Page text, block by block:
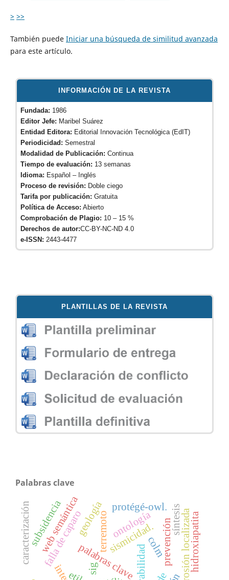
> >>
También puede Iniciar una búsqueda de similitud avanzada
para este artículo.
INFORMACIÓN DE LA REVISTA
Fundada: 1986
Editor Jefe: Maribel Suárez
Entidad Editora: Editorial Innovación Tecnológica (EdIT)
Periodicidad: Semestral
Modalidad de Publicación: Continua
Tiempo de evaluación: 13 semanas
Idioma: Español – Inglés
Proceso de revisión: Doble ciego
Tarifa por publicación: Gratuita
Política de Acceso: Abierto
Comprobación de Plagio: 10 – 15 %
Derechos de autor:CC-BY-NC-ND 4.0
e-ISSN: 2443-4477
PLANTILLAS DE LA REVISTA
Palabras clave
palabras clave
terremoto
falla de caparo sismicidad.
ontología
web semántica protégé-owl.
geología
sig
subsidencia colmprevención corrosión localizadahidroxiapatita
síntesis
caracterización